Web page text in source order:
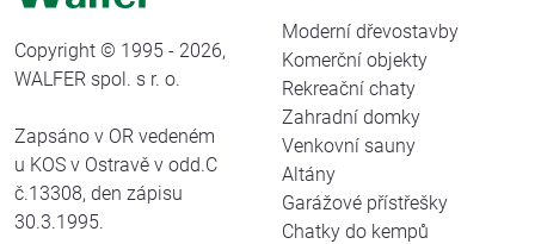
Copyright © 1995 - 2026,
WALFER spol. s r. o.
Zapsáno v OR vedeném
u KOS v Ostravě v odd.C
č.13308, den zápisu
30.3.1995.
Moderní dřevostavby
Komerční objekty
Rekreační chaty
Zahradní domky
Venkovní sauny
Altány
Garážové přístřešky
Chatky do kempů